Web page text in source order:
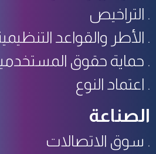
التراخيص
الأطر والقواعد
حماية حقوق
اعتماد النوع
الصناعة
سوق الاتصالات